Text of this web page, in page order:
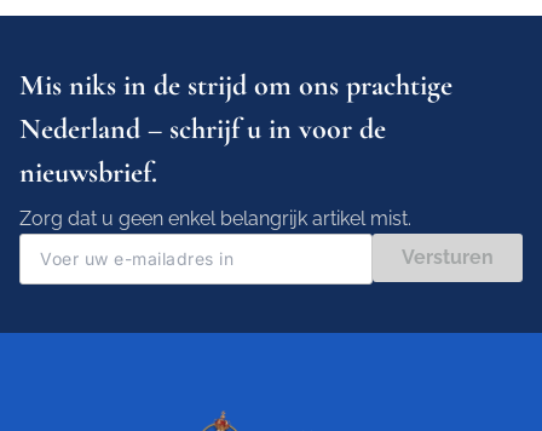
Mis niks in de strijd om ons prachtige
Nederland – schrijf u in voor de
nieuwsbrief.
Zorg dat u geen enkel belangrijk artikel mist.
Versturen